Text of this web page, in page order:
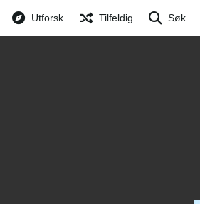
Utforsk Tilfeldig Søk